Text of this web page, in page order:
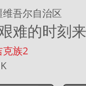
维吾尔自治区
难的时刻
克族2